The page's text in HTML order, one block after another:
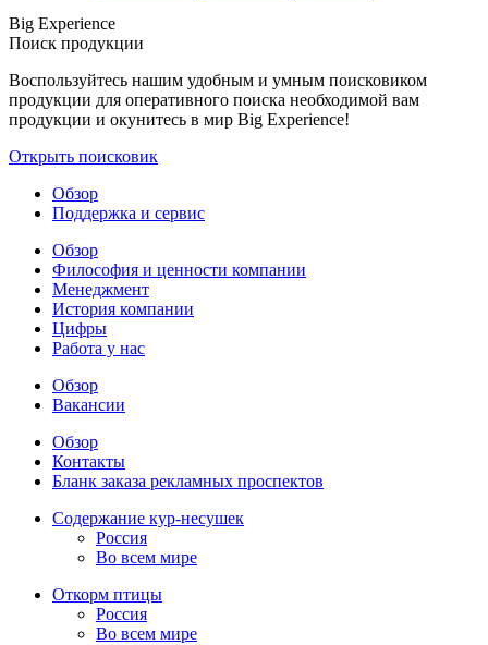
Big Experience
Поиск продукции
Воспользуйтесь нашим удобным и умным поисковиком
продукции для оперативного поиска необходимой вам
продукции и окунитесь в мир Big Experience!
Открыть поисковик
Обзор
Поддержка и сервис
Обзор
Философия и ценности компании
Менеджмент
История компании
Цифры
Работа у нас
Обзор
Вакансии
Обзор
Контакты
Бланк заказа рекламных проспектов
Содержание кур-несушек
Россия
Во всем мире
Откорм птицы
Россия
Во всем мире